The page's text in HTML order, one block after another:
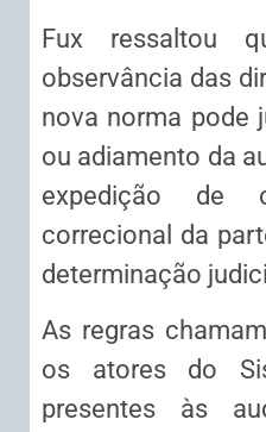
Fux ressaltou
observância das
nova norma pode
ou adiamento da
expedição de
correcional da
determinação
As regras
os atores do
presentes às